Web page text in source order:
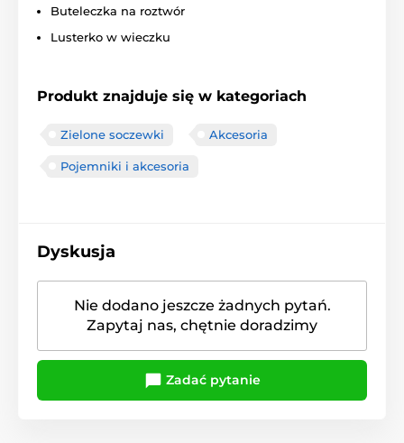
Buteleczka na roztwór
Lusterko w wieczku
Produkt znajduje się w kategoriach
Zielone soczewki Akcesoria
Pojemniki i akcesoria
Dyskusja
Nie dodano jeszcze żadnych pytań.
Zapytaj nas, chętnie doradzimy
Zadać pytanie